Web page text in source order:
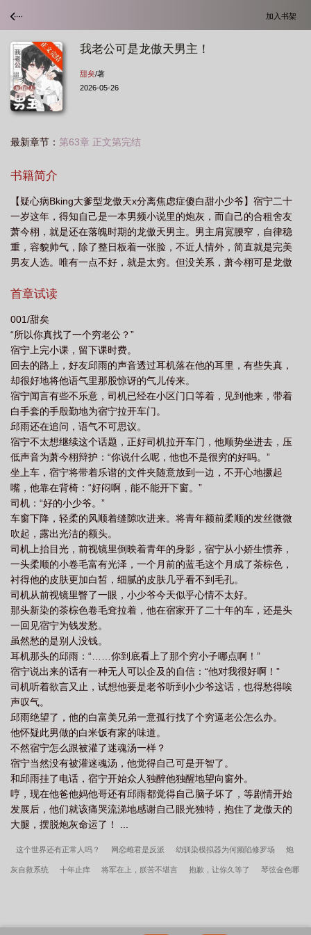
加入书架
我老公可是龙傲天男主！
甜矣/著
2026-05-26
最新章节： 第63章 正文第完结
书籍简介
【疑心病Bking大爹型龙傲天x分离焦虑症傻白甜小少爷】宿宁二十
一岁这年，得知自己是一本男频小说里的炮灰，而自己的合租舍友
萧今栩，就是还在落魄时期的龙傲天男主。男主肩宽腰窄，自律稳
重，容貌帅气，除了整日板着一张脸，不近人情外，简直就是完美
男友人选。唯有一点不好，就是太穷。但没关系，萧今栩可是龙傲
其就这样被家里送出去给不认识的人联姻，还不如挑个自己喜欢的
小子的信息在交际圈不胫而走，他的死对头笑他没眼光，朋友们隐
隐劝分，宿宁老神在在：“你们懂什么！”他老公可是潜力股！龙傲天
来的！——萧今栩是快穿局龙傲天系统的金牌员工，完成业绩任务
后他得以回到自己的原生世界。回来后，他不仅知道剧情还手握系
统外挂，在完成东山再起这个成就时一路稳进，不料剧情线里这个
对他落井下石的小少爷出了变数。小少爷宿宁表里如一，是个空有
一张脸蛋的漂亮花瓶，干啥啥不行，做个饭都能把空锅干烧，就是
个成事不足败事有余的累赘。两人本不该有任何交集，却阴差阳错
成为舍友，宿宁还向他表了白。萧今栩想看宿宁想耍什么花招，答
应了他的表白，两人正式成为情侣。系统未雨绸缪：“宿主你不要沉
迷美色啊，别忘了我们的任务！”萧今栩：“放心，玩玩而已。”他不
可能对一个貌美蠢货动心。随着时间推移，宿宁正如萧今栩所料露
出马脚，但和他想象中大相径庭——宿宁简直就是黏人精，一天二
十四小时恨不得都和自己在一起，一见面就扑到自己怀里要亲亲，
一口一个“老公”叫的亲热。唯一能让他消停点的，就是萧今栩说自己
要去上班。上班好啊，上班妙啊，宿宁帮萧今栩打好领带，推着他
出门，临别前在他的脸上落下一个吻：“老公你要上班加油哦，我在
家里等你。”等他的龙傲天老公功成名就，看谁还敢笑他没眼光！*萧
总在圈内绝对是个传奇。从一穷二白到商界新贵不过短短几年，更
是摇身一变成世家萧家的掌门人。宿宁扬眉吐气，看到萧今栩在财
经采访上夸奖自己，美滋滋地把相关内容发朋友圈：我也没那么好
～[害羞]萧今栩抱着他：“胡说，没有宝宝哪来的我的今天。”系统看
着原本八年要完成的任务被缩短到四年完成，感叹：“宿主，你真
拼。”萧今栩：不拼怎么养老婆？排雷受很娇妻。双洁双初恋，he。
无快穿元素，任何不合理的剧情默认我的私设。小情侣不拆不逆1v1
身心皆是彼此。
首章试读
001/甜矣
“所以你真找了一个穷老公？”
宿宁上完小课，留下课时费。
回去的路上，好友邱雨的声音透过耳机落在他的耳里，有些失真，
却很好地将他语气里那股惊讶的气儿传来。
宿宁闻言有些不乐意，司机已经在小区门口等着，见到他来，带着
白手套的手殷勤地为宿宁拉开车门。
邱雨还在追问，语气不可思议。
宿宁不太想继续这个话题，正好司机拉开车门，他顺势坐进去，压
低声音为萧今栩辩护：“你说什么呢，他也不是很穷的好吗。”
坐上车，宿宁将带着乐谱的文件夹随意放到一边，不开心地撅起
嘴，他靠在背椅：“好闷啊，能不能开下窗。”
司机：“好的小少爷。”
车窗下降，轻柔的风顺着缝隙吹进来。将青年额前柔顺的发丝微微
吹起，露出光洁的额头。
司机上抬目光，前视镜里倒映着青年的身影，宿宁从小娇生惯养，
一头柔顺的小卷毛富有光泽，一个月前的蓝毛这个月成了茶棕色，
衬得他的皮肤更加白皙，细腻的皮肤几乎看不到毛孔。
司机从前视镜里瞥了一眼，小少爷今天似乎心情不太好。
那头新染的茶棕色卷毛耷拉着，他在宿家开了二十年的车，还是头
一回见宿宁为钱发愁。
虽然愁的是别人没钱。
耳机那头的邱雨：“……你到底看上了那个穷小子哪点啊！”
宿宁说出来的话有一种无人可以企及的自信：“他对我很好啊！”
司机听着欲言又止，试想他要是老爷听到小少爷这话，也得愁得唉
声叹气。
邱雨绝望了，他的白富美兄弟一意孤行找了个穷逼老公怎么办。
他怀疑此男做的白米饭有家的味道。
不然宿宁怎么跟被灌了迷魂汤一样？
宿宁当然没有被灌迷魂汤，他觉得自己可是开智了。
和邱雨挂了电话，宿宁开始众人独醉他独醒地望向窗外。
哼，现在他爸他妈他哥还有邱雨都觉得自己脑子坏了，等剧情开始
发展后，他们就该痛哭流涕地感谢自己眼光独特，抱住了龙傲天的
大腿，摆脱炮灰命运了！ ...
这个世界还有正常人吗？ 网恋雌君是反派 幼驯染模拟器为何频陷修罗场 炮
灰自救系统 十年止痒 将军在上，朕苦不堪言 抱歉，让你久等了 琴弦金色哪